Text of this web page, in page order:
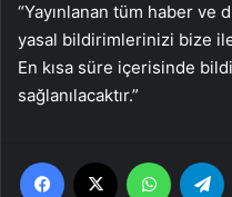
“Yayınlanan tüm haber
yasal bildirimlerinizi bize
En kısa süre içerisinde
sağlanılacaktır.”
Facebook WhatsApp